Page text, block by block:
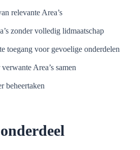
relevante Area’s
zonder volledig lidmaatschap
toegang voor gevoelige onderdelen
Area’s samen
beheertaken